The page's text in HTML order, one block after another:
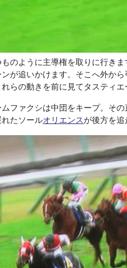
のように主導権を取りに行き
が追いかけます。そこへ外か
らの動きを前に見てタスティエ
ムファクシは中団をキープ。そ
たソールオリエンスが後方を追